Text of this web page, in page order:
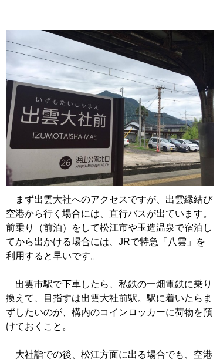
まず出雲大社へのアクセスですが、出雲縁結び
空港から行く場合には、直行バスが出ています。
前乗り（前泊）をして松江市や玉造温泉で宿泊し
てから出かける場合には、JRで特急「八雲」を
利用すると早いです。
出雲市駅で下車したら、私鉄の一畑電鉄に乗り
換えて、目指すは出雲大社前駅。駅に着いたらま
ずしたいのが、構内のコインロッカーに荷物を預
けておくこと。
大社詣での後、松江方面に出る場合でも、空港